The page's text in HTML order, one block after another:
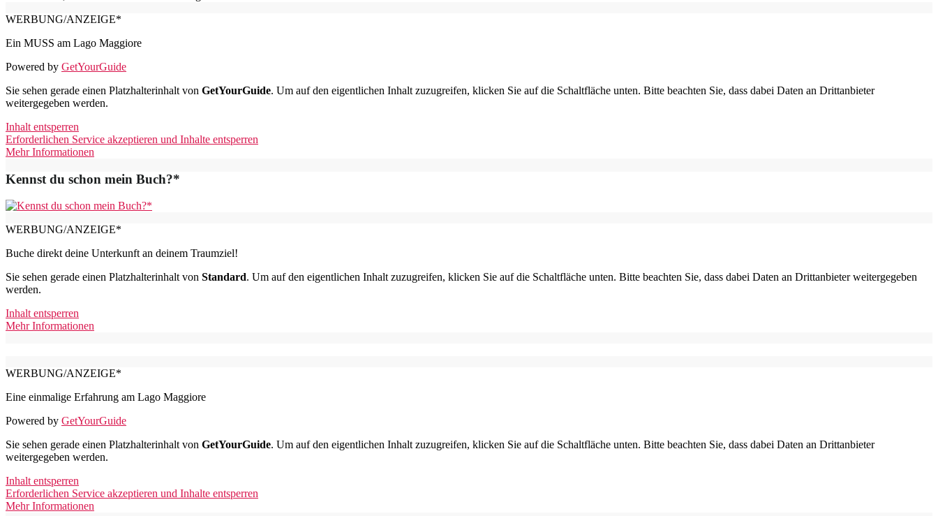
WERBUNG/ANZEIGE*
Ein MUSS am Lago Maggiore
Powered by GetYourGuide
Sie sehen gerade einen Platzhalterinhalt von GetYourGuide. Um auf den eigentlichen Inhalt zuzugreifen, klicken Sie auf die Schaltfläche unten. Bitte beachten Sie, dass dabei Daten an Drittanbieter
weitergegeben werden.
Inhalt entsperren
Erforderlichen Service akzeptieren und Inhalte entsperren
Mehr Informationen
Kennst du schon mein Buch?*
WERBUNG/ANZEIGE*
Buche direkt deine Unterkunft an deinem Traumziel!
Sie sehen gerade einen Platzhalterinhalt von Standard. Um auf den eigentlichen Inhalt zuzugreifen, klicken Sie auf die Schaltfläche unten. Bitte beachten Sie, dass dabei Daten an Drittanbieter weitergegeben
werden.
Inhalt entsperren
Mehr Informationen
WERBUNG/ANZEIGE*
Eine einmalige Erfahrung am Lago Maggiore
Powered by GetYourGuide
Sie sehen gerade einen Platzhalterinhalt von GetYourGuide. Um auf den eigentlichen Inhalt zuzugreifen, klicken Sie auf die Schaltfläche unten. Bitte beachten Sie, dass dabei Daten an Drittanbieter
weitergegeben werden.
Inhalt entsperren
Erforderlichen Service akzeptieren und Inhalte entsperren
Mehr Informationen